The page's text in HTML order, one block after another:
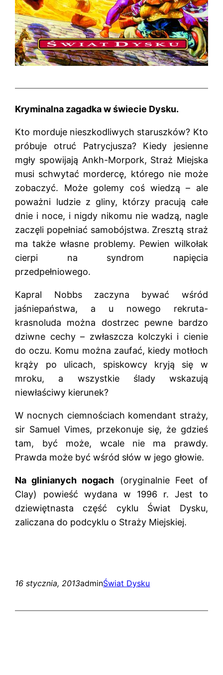
Kryminalna zagadka w świecie Dysku.
Kto morduje nieszkodliwych staruszków? Kto
próbuje otruć Patrycjusza? Kiedy jesienne
mgły spowijają Ankh-Morpork, Straż Miejska
musi schwytać mordercę, którego nie może
zobaczyć. Może golemy coś wiedzą – ale
poważni ludzie z gliny, którzy pracują całe
dnie i noce, i nigdy nikomu nie wadzą, nagle
zaczęli popełniać samobójstwa. Zresztą straż
ma także własne problemy. Pewien wilkołak
cierpi na syndrom napięcia
przedpełniowego.
Kapral Nobbs zaczyna bywać wśród
jaśniepaństwa, a u nowego rekruta-
krasnoluda można dostrzec pewne bardzo
dziwne cechy – zwłaszcza kolczyki i cienie
do oczu. Komu można zaufać, kiedy motłoch
krąży po ulicach, spiskowcy kryją się w
mroku, a wszystkie ślady wskazują
niewłaściwy kierunek?
W nocnych ciemnościach komendant straży,
sir Samuel Vimes, przekonuje się, że gdzieś
tam, być może, wcale nie ma prawdy.
Prawda może być wśród słów w jego głowie.
Na glinianych nogach (oryginalnie Feet of
Clay) powieść wydana w 1996 r. Jest to
dziewiętnasta część cyklu Świat Dysku,
zaliczana do podcyklu o Straży Miejskiej.
16 stycznia, 2013adminŚwiat Dysku